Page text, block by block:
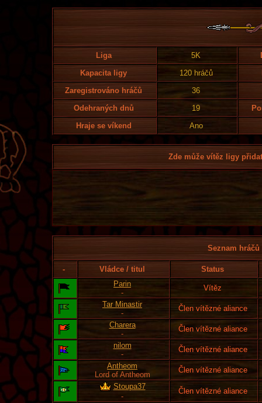
Liga 5K
Kapacita ligy
120 hráčů
Zaregistrováno hráčů
36
Odehraných dnů
19
Hraje se víkend
Ano
Zde může vítěz ligy
Seznam
- Vládce / titul
Status
Parin
-
Vítěz
Tar Minastir
-
Člen vítězné aliance
Charera
-
Člen vítězné aliance
nilom
-
Člen vítězné aliance
Antheom
Lord of Antheom
Člen vítězné aliance
Stoupa37
-
Člen vítězné aliance